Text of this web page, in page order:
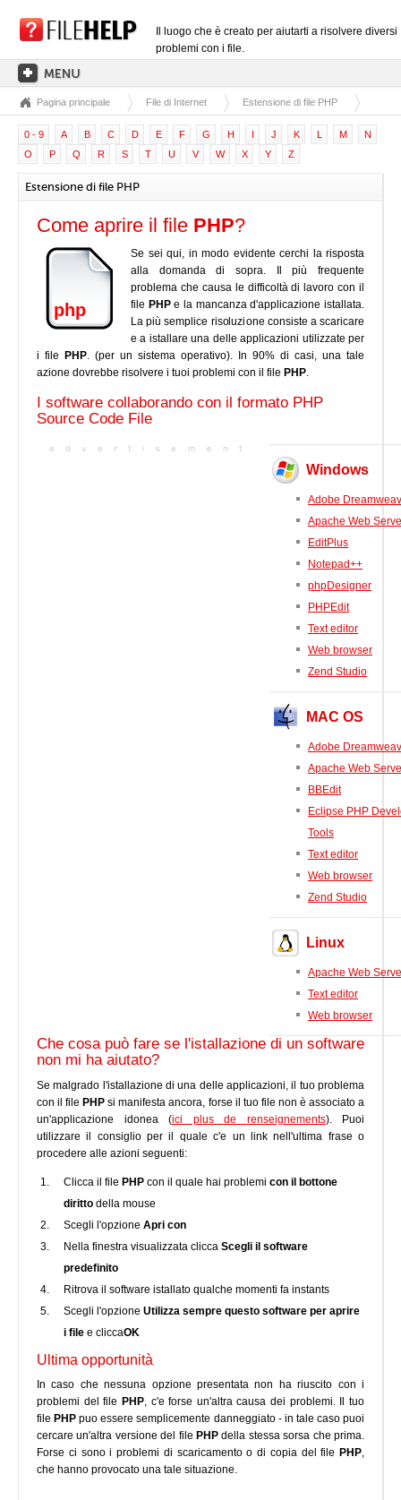
Il luogo che è creato per aiutarti a risolvere diversi
problemi con i file.
PAGINA PRINCIPALE
CATEGORIE DELLE ESTENSIONI
CATEGORIE DEI DRIVER
FILE DLL
CONVERSIONI DI FILE
SOFTWARE
Pagina principale File di Internet Estensione di file PHP
0 - 9 A B C D E F G H I J K L M
N
O
P Q R S T U V W X Y Z
Estensione di file PHP
Come aprire il file PHP?
php
Se sei qui, in modo evidente cerchi la risposta
alla domanda di sopra. Il più frequente
problema che causa le difficoltà di lavoro con il
file PHPe la mancanza d'applicazione istallata.
La più semplice risoluzione consiste a scaricare
e a istallare una delle applicazioni utilizzate per
i file
PHP. (per un sistema operativo). In 90% di casi, una tale
azione dovrebbe risolvere i tuoi problemi con il file PHP.
I software collaborando con il formato PHP
Source Code File
Windows
Adobe
Apache Web
EditPlus
Notepad++
phpDesigner
PHPEdit
Text editor
Web browser
Zend Studio
MAC OS
Adobe
Apache Web
BBEdit
Eclipse PHP
Tools
Text editor
Web browser
Zend Studio
Linux
Apache Web
Text editor
Web browser
Che cosa può fare se l'istallazione di un software
non mi ha aiutato?
Se malgrado l'istallazione di una delle applicazioni, il tuo problema
con il file PHP si manifesta ancora, forse il tuo file non è associato a
un'applicazione idonea (ici plus de renseignements). Puoi
utilizzare il consiglio per il quale c'e un link nell'ultima frase o
procedere alle azioni seguenti:
Clicca il file PHP con il quale hai problemi con il bottone
diritto della mouse
Scegli l'opzione Apri con
Nella finestra visualizzata clicca Scegli il software
predefinito
Ritrova il software istallato qualche momenti fa instants
Scegli l'opzione Utilizza sempre questo software per aprire
i file e cliccaOK
Ultima opportunità
In caso che nessuna opzione presentata non ha riuscito con i
problemi del file PHP, c'e forse un'altra causa dei problemi. Il tuo
file PHP puo essere semplicemente danneggiato - in tale caso puoi
cercare un'altra versione del file PHP della stessa sorsa che prima.
Forse ci sono i problemi di scaricamento o di copia del file PHP,
che hanno provocato una tale situazione.